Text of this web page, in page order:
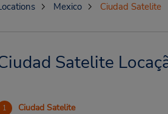
Mexico Ciudad Satelite
Satelite
1 Ciudad Satelite